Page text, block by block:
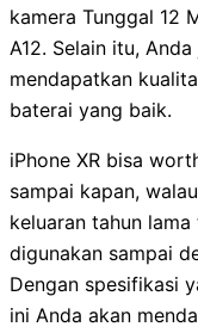
kamera Tunggal 12
A12. Selain itu,
mendapatkan
baterai yang baik.
iPhone XR bisa
sampai kapan,
keluaran tahun
digunakan sampai
Dengan spesifikasi
ini Anda akan